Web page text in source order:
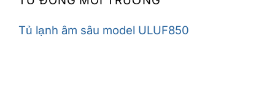
Tủ lạnh âm sâu model ULUF850